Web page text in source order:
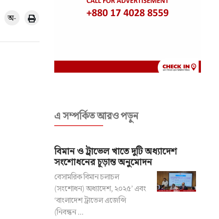
অ-
এ সম্পর্কিত আরও পড়ুন
বিমান ও ট্রাভেল খাতে দুটি অধ্যাদেশ
সংশোধনের চূড়ান্ত অনুমোদন
বেসামরিক বিমান চলাচল
(সংশোধন) অধ্যাদেশ, ২০২৫’ এবং
‘বাংলাদেশ ট্রাভেল এজেন্সি
(নিবন্ধন ...